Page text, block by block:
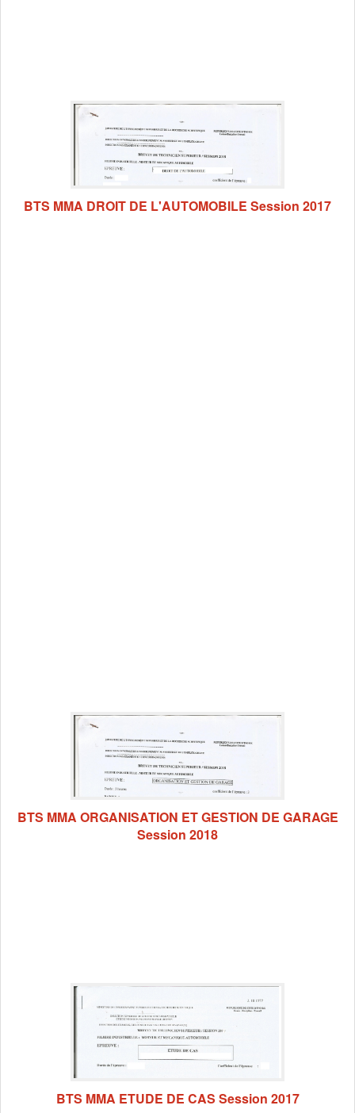
BTS MMA DROIT DE L'AUTOMOBILE Session 2017
BTS MMA ORGANISATION ET GESTION DE GARAGE
Session 2018
BTS MMA ETUDE DE CAS Session 2017